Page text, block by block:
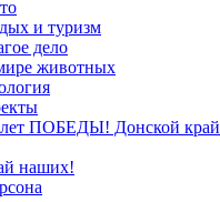
и туризм
дело
животных
ПОБЕДЫ! Донской край
наших!